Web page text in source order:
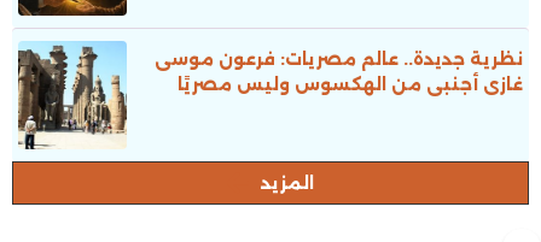
نظرية جديدة.. عالم مصريات: فرعون موسى
غازى أجنبى من الهكسوس وليس مصريًا
المزيد